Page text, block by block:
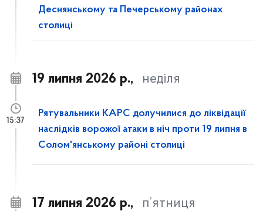
Деснянському та Печерському районах
столиці
19 липня 2026 р., неділя
Рятувальники КАРС долучилися до ліквідації
наслідків ворожої атаки в ніч проти 19 липня в
Солом'янському районі столиці
15:37
17 липня 2026 р., п’ятниця